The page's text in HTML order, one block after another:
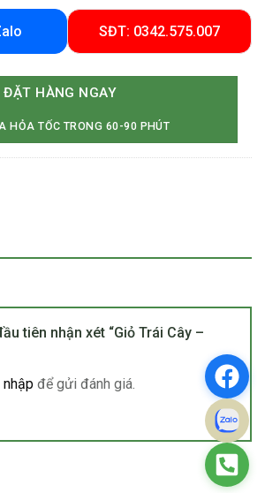
SĐT: 0342.575.007
ĐẶT HÀNG NGAY
HỎA TỐC TRONG 60-90 PHÚT
tiên nhận xét “Giỏ Trái Cây –
để gửi đánh giá.